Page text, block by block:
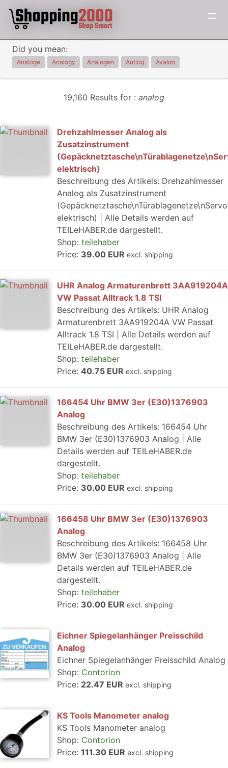
Did you mean:
Analoge Analogy Analogen Autlog Avalon
19,160 Results for : analog
Drehzahlmesser Analog als
Zusatzinstrument
elektrisch)
Beschreibung des Artikels: Drehzahlmesser
Analog als Zusatzinstrument
elektrisch) | Alle Details werden auf
TEILeHABER.de dargestellt.
Shop: teilehaber
Price: 39.00 EUR excl. shipping
UHR Analog Armaturenbrett 3AA919204A
VW Passat Alltrack 1.8 TSI
Beschreibung des Artikels: UHR Analog
Armaturenbrett 3AA919204A VW Passat
Alltrack 1.8 TSI | Alle Details werden auf
TEILeHABER.de dargestellt.
Shop: teilehaber
Price: 40.75 EUR excl. shipping
166454 Uhr BMW 3er (E30)1376903
Analog
Beschreibung des Artikels: 166454 Uhr
BMW 3er (E30)1376903 Analog | Alle
Details werden auf TEILeHABER.de
dargestellt.
Shop: teilehaber
Price: 30.00 EUR excl. shipping
166458 Uhr BMW 3er (E30)1376903
Analog
Beschreibung des Artikels: 166458 Uhr
BMW 3er (E30)1376903 Analog | Alle
Details werden auf TEILeHABER.de
dargestellt.
Shop: teilehaber
Price: 30.00 EUR excl. shipping
Eichner Spiegelanhänger Preisschild
Analog
Eichner Spiegelanhänger Preisschild Analog
Shop: Contorion
Price: 22.47 EUR excl. shipping
KS Tools Manometer analog
KS Tools Manometer analog
Shop: Contorion
Price: 111.30 EUR excl. shipping